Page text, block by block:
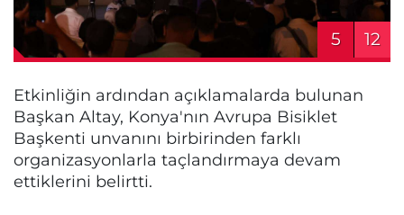
5 12
Etkinliğin ardından açıklamalarda bulunan
Başkan Altay, Konya'nın Avrupa Bisiklet
Başkenti unvanını birbirinden farklı
organizasyonlarla taçlandırmaya devam
ettiklerini belirtti.